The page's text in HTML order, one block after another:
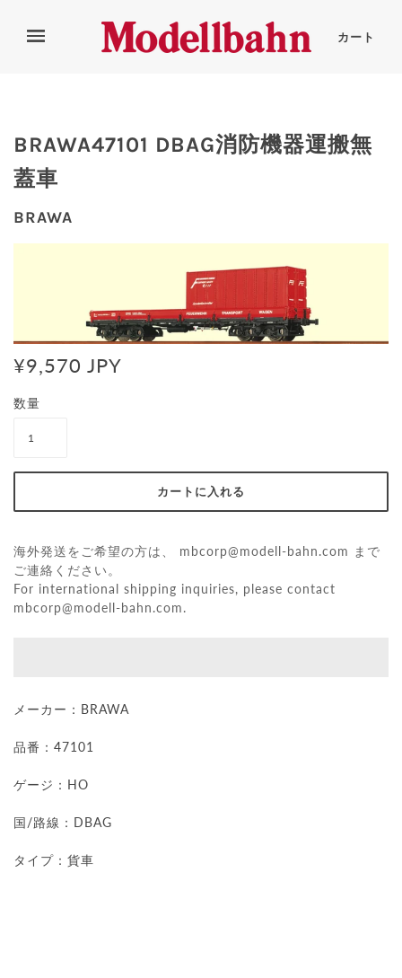
カート
BRAWA47101 DBAG消防機器運搬無
蓋車
BRAWA
¥9,570 JPY
数量
海外発送をご希望の方は、 mbcorp@modell-bahn.com
まで
ご連絡ください。
For international shipping inquiries, please contact
mbcorp@modell-bahn.com.
メーカー：BRAWA
品番：47101
ゲージ：HO
国/路線：DBAG
タイプ：貨車